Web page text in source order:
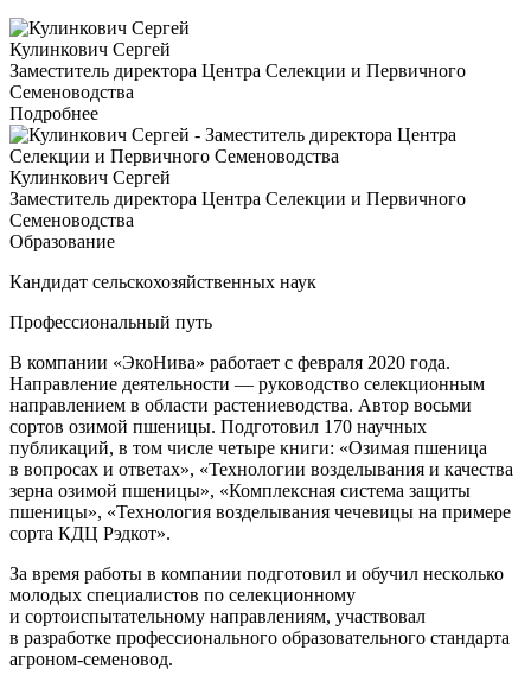
Кулинкович Сергей
Заместитель директора Центра Селекции и Первичного
Семеноводства
Подробнее
Кулинкович Сергей
Заместитель директора Центра Селекции и Первичного
Семеноводства
Образование
Кандидат сельскохозяйственных наук
Профессиональный путь
В компании «ЭкоНива» работает с февраля 2020 года.
Направление деятельности — руководство селекционным
направлением в области растениеводства. Автор восьми
сортов озимой пшеницы. Подготовил 170 научных
публикаций, в том числе четыре книги: «Озимая пшеница
в вопросах и ответах», «Технологии возделывания и качества
зерна озимой пшеницы», «Комплексная система защиты
пшеницы», «Технология возделывания чечевицы на примере
сорта КДЦ Рэдкот».
За время работы в компании подготовил и обучил несколько
молодых специалистов по селекционному
и сортоиспытательному направлениям, участвовал
в разработке профессионального образовательного стандарта
агроном-семеновод.